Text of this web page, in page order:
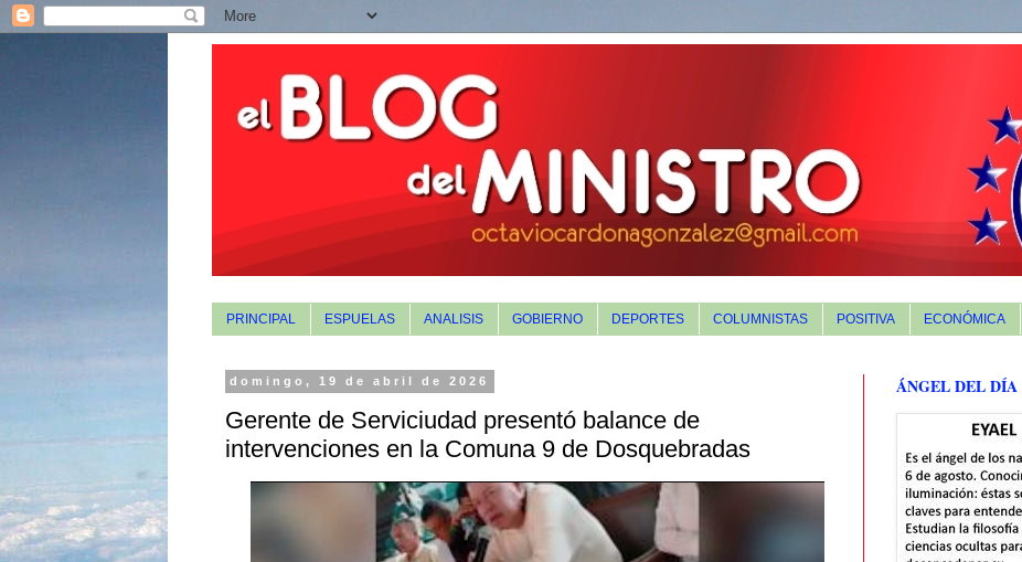
PRINCIPAL ESPUELAS ANALISIS GOBIERNO DEPORTES COLUMNISTAS POSITIVA ECONÓMICA
domingo, 19 de abril de 2026
Gerente de Serviciudad presentó balance de
intervenciones en la Comuna 9 de Dosquebradas
ÁNGEL DEL DÍA